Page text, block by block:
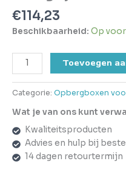
€114,23
Beschikbaarheid: Op
Toevoegen
Categorie: Opbergboxen
Wat je van ons kunt
Kwaliteitsproducten
Advies en hulp bij
14 dagen retourtermijn